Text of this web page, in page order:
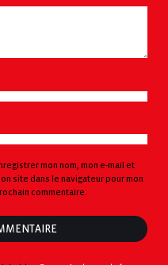
mon nom, mon e-mail et
site dans le navigateur pour mon
commentaire.